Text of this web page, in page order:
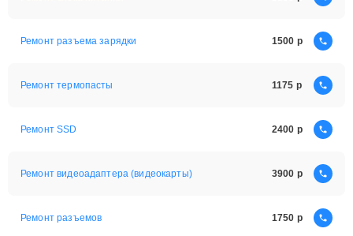
Ремонт разъема зарядки 1500
Ремонт термопасты 1175
Ремонт SSD 2400
Ремонт видеоадаптера (видеокарты) 3900
Ремонт разъемов 1750